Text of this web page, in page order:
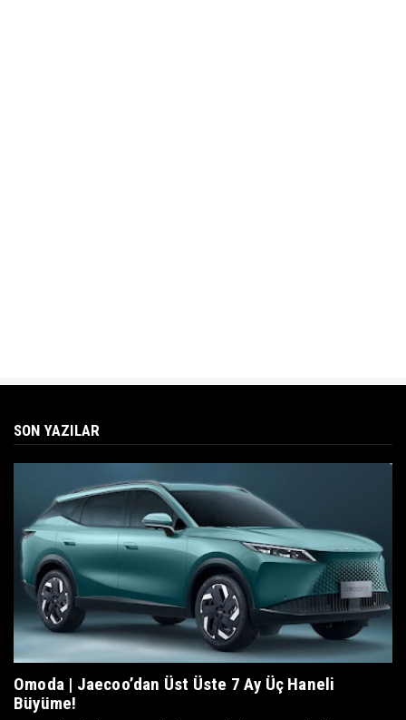
SON YAZILAR
Omoda | Jaecoo’dan Üst Üste 7 Ay Üç Haneli
Büyüme!